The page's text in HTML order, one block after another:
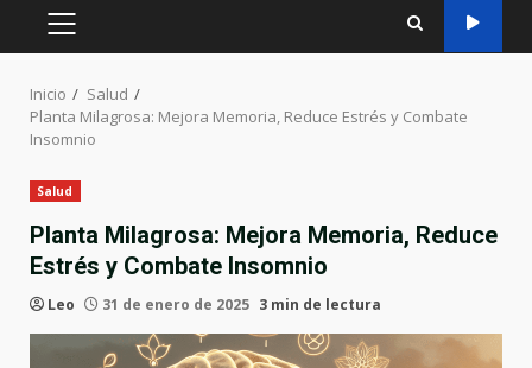
MENÚ
PRINCIPAL
Inicio
Salud
Planta Milagrosa: Mejora Memoria, Reduce Estrés y Combate
Insomnio
Salud
Planta Milagrosa: Mejora Memoria, Reduce
Estrés y Combate Insomnio
Leo 31 de enero de 2025 3 min de lectura